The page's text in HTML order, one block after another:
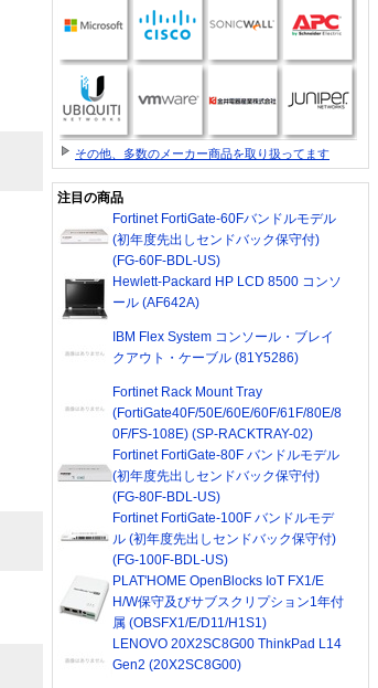
その他、多数のメーカー商品を取り扱ってます
注目の商品
Fortinet FortiGate-60Fバンドルモデル
(初年度先出しセンドバック保守付)
(FG-60F-BDL-US)
Hewlett-Packard HP LCD 8500 コンソ
ール (AF642A)
IBM Flex System コンソール・ブレイ
クアウト・ケーブル (81Y5286)
Fortinet Rack Mount Tray
(FortiGate40F/50E/60E/60F/61F/80E/8
0F/FS-108E) (SP-RACKTRAY-02)
Fortinet FortiGate-80F バンドルモデル
(初年度先出しセンドバック保守付)
(FG-80F-BDL-US)
Fortinet FortiGate-100F バンドルモデ
ル (初年度先出しセンドバック保守付)
(FG-100F-BDL-US)
PLAT'HOME OpenBlocks IoT FX1/E
H/W保守及びサブスクリプション1年付
属 (OBSFX1/E/D11/H1S1)
LENOVO 20X2SC8G00 ThinkPad L14
Gen2 (20X2SC8G00)